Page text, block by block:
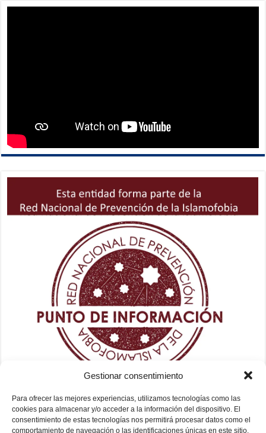
Gestionar consentimiento
Para ofrecer las mejores experiencias, utilizamos tecnologías como las
cookies para almacenar y/o acceder a la información del dispositivo. El
consentimiento de estas tecnologías nos permitirá procesar datos como el
comportamiento de navegación o las identificaciones únicas en este sitio.